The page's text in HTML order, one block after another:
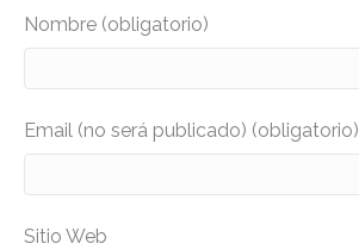
Nombre (obligatorio)
Email (no será publicado) (obligatorio)
Sitio Web